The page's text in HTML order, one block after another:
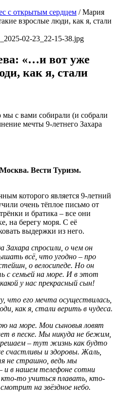
с открытым сердцем /Мария
взрослые люди, как я, стали
«…и вот уже
как я, стали
с вами собирали (и собрали
мечты 9-летнего Захара
Вести Туризм.
которого является 9-летний
очень тёплое письмо от
и братика – все они
на берегу моря. С её
выдержки из него.
Захара спросили, о чем он
всё, что угодно – про
о велосипеде. Но он
с семьей на море. И в этот
у нас прекрасный сын!
что его мечта осуществилась,
как я, стали верить в чудеса.
на море. Мои сыновья ловят
в песке. Мы никуда не бежим,
решаем – тут жизнь как будто
счастливы и здоровы. Жаль,
не страшно, ведь мы
в нашем телефоне сотни
кто-то учиться плавать, кто-
на звёздное небо.